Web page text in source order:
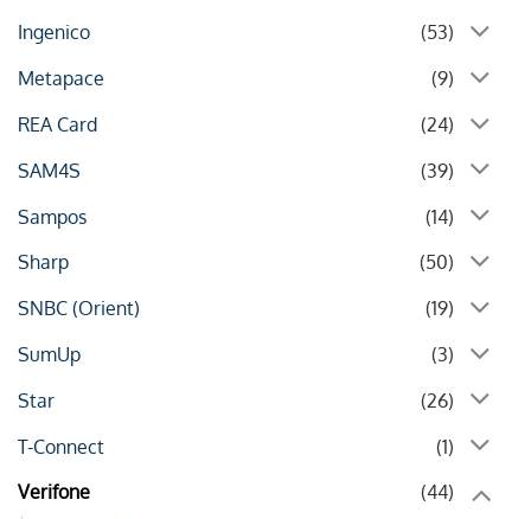
Ingenico
(53)
Metapace
(9)
REA Card
(24)
SAM4S
(39)
Sampos
(14)
Sharp
(50)
SNBC (Orient)
(19)
SumUp
(3)
Star
(26)
T-Connect
(1)
Verifone
(44)